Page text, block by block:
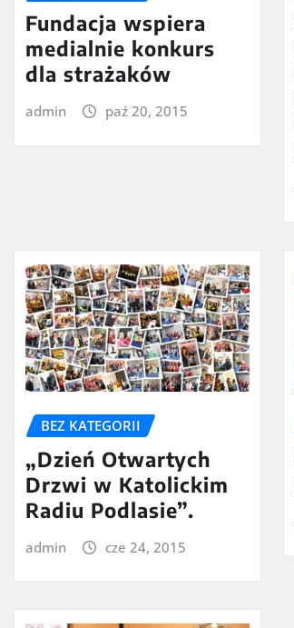
Fundacja wspiera
medialnie konkurs
dla strażaków
admin paź 20, 2015
BEZ KATEGORII
„Dzień Otwartych
Drzwi w Katolickim
Radiu Podlasie”.
admin cze 24, 2015